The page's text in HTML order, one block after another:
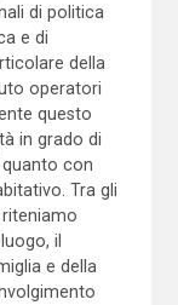
di politica
e di
della
operatori
questo
in grado di
con
Tra gli
il
e della